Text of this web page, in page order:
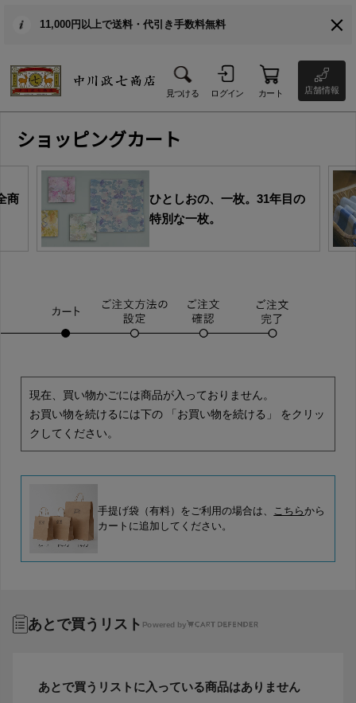
11,000円以上で送料・代引き手数料無料
見つける ログイン カート 店舗情報
ショッピングカート
商
ひとしおの、一枚。31年目の
特別な一枚。
現在、買い物かごには商品が入っておりません。
お買い物を続けるには下の 「お買い物を続ける」 をクリッ
クしてください。
手提げ袋（有料）をご利用の場合は、 こちらから
カートに追加してください。
あとで買うリスト Powered by
あとで買うリストに入っている商品はありません